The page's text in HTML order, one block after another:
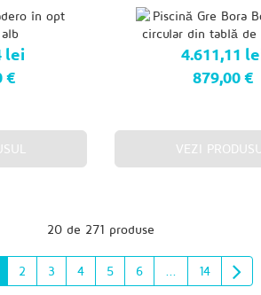
lei
€
4.611,11
879,00 €
VEZI
20 de 271 produse
2 3 4 5 6 14